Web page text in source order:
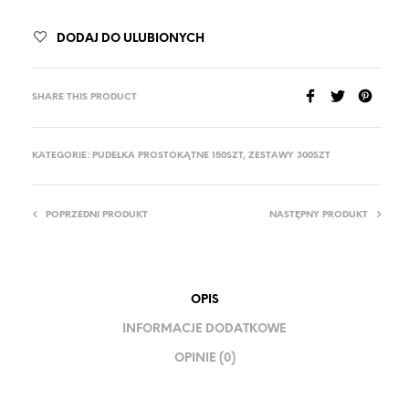
DODAJ DO ULUBIONYCH
SHARE THIS PRODUCT
KATEGORIE: PUDEŁKA PROSTOKĄTNE 150SZT, ZESTAWY 300SZT
POPRZEDNI PRODUKT NASTĘPNY PRODUKT
OPIS
INFORMACJE DODATKOWE
OPINIE (0)